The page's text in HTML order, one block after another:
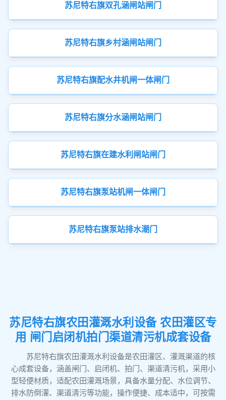
苏尼特右旗双孔涵闸站闸门
苏尼特右旗乡村涵闸站闸门
苏尼特右旗配水井机闸一体闸门
苏尼特右旗分水涵闸站闸门
苏尼特右旗在建水利闸站闸门
苏尼特右旗泵站机闸一体闸门
苏尼特右旗泵站排水潮门
苏尼特右旗农田灌溉水利设备 农田灌区专
用 闸门启闭机拍门渠道清污机成套设备
苏尼特右旗农田灌溉水利设备是农田灌区、灌溉渠道的核
心成套设备，涵盖闸门、启闭机、拍门、渠道清污机，采用小
型轻便材质，适配农田灌溉场景，具备水量分配、水位调节、
排水防倒灌、渠道清污等功能，操作便捷、成本适中，可按需